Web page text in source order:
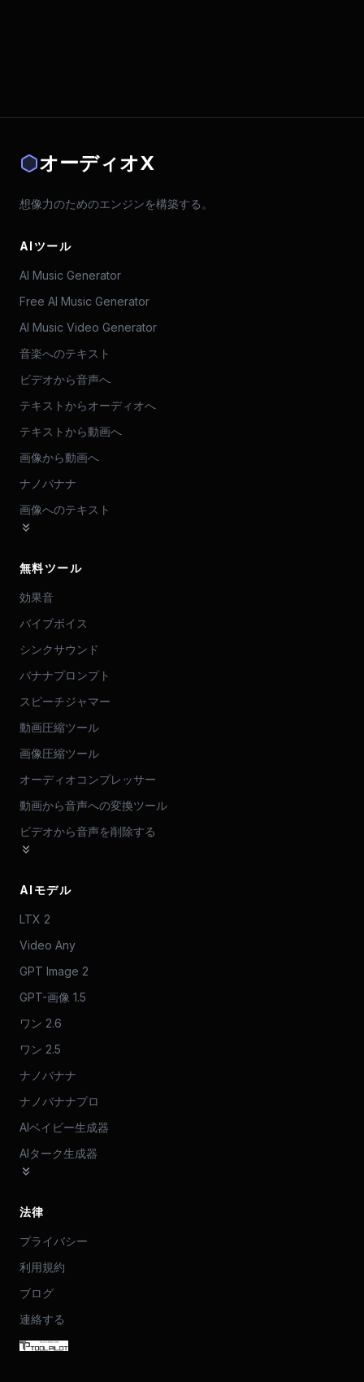
オーディオX
想像力のためのエンジンを構築する。
AIツール
AI Music Generator
Free AI Music Generator
AI Music Video Generator
音楽へのテキスト
ビデオから音声へ
テキストからオーディオへ
テキストから動画へ
画像から動画へ
ナノバナナ
画像へのテキスト
無料ツール
効果音
バイブボイス
シンクサウンド
バナナプロンプト
スピーチジャマー
動画圧縮ツール
画像圧縮ツール
オーディオコンプレッサー
動画から音声への変換ツール
ビデオから音声を削除する
AIモデル
LTX 2
Video Any
GPT Image 2
GPT-画像 1.5
ワン 2.6
ワン 2.5
ナノバナナ
ナノバナナプロ
AIベイビー生成器
AIターク生成器
法律
プライバシー
利用規約
ブログ
連絡する